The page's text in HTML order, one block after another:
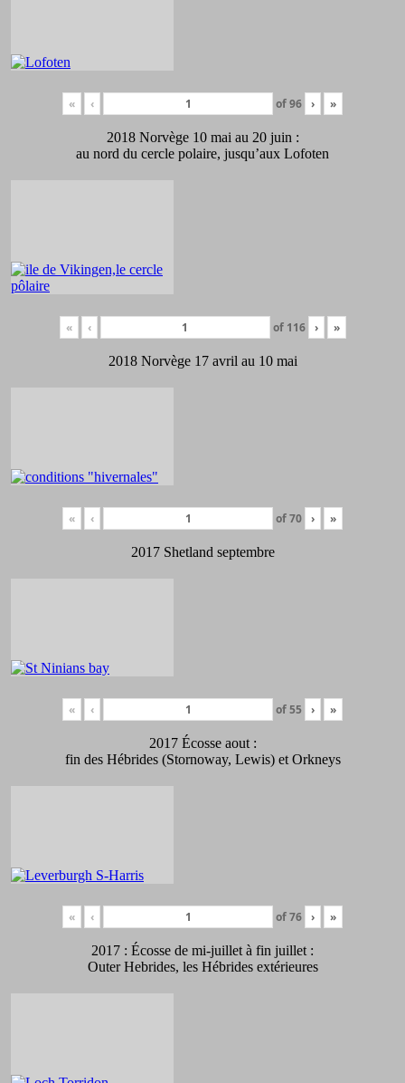
« ‹ of96 › »
2018 Norvège 10 mai au 20 juin :
au nord du cercle polaire, jusqu’aux Lofoten
« ‹ of 116 › »
2018 Norvège 17 avril au 10 mai
« ‹ of70 › »
2017 Shetland septembre
« ‹ of55 › »
2017 Écosse aout :
fin des Hébrides (Stornoway, Lewis) et Orkneys
« ‹ of76 › »
2017 : Écosse de mi-juillet à fin juillet :
Outer Hebrides, les Hébrides extérieures